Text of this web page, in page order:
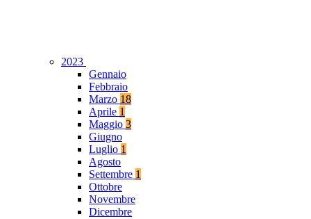
2023
Gennaio
Febbraio
Marzo 18
Aprile 1
Maggio 3
Giugno
Luglio 1
Agosto
Settembre 1
Ottobre
Novembre
Dicembre